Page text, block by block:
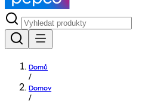
Domů
/
Domov
/